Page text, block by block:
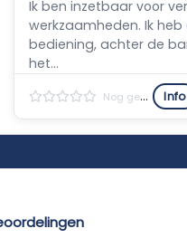
Ik ben inzetbaar voor
werkzaamheden. Ik
bediening, achter de
het...
Nog geen reviews Info